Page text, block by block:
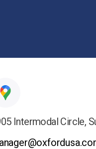
Intermodal Circle,